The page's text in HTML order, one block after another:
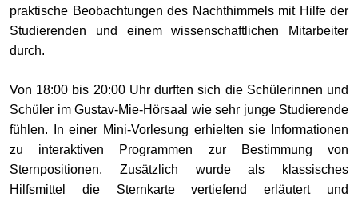
praktische Beobachtungen des Nachthimmels mit Hilfe der
Studierenden und einem wissenschaftlichen Mitarbeiter
durch.
Von 18:00 bis 20:00 Uhr durften sich die Schülerinnen und
Schüler im Gustav-Mie-Hörsaal wie sehr junge Studierende
fühlen. In einer Mini-Vorlesung erhielten sie Informationen
zu interaktiven Programmen zur Bestimmung von
Sternpositionen. Zusätzlich wurde als klassisches
Hilfsmittel die Sternkarte vertiefend erläutert und